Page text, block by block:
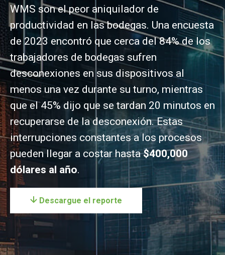
WMS son el peor aniquilador de
productividad en las bodegas. Una encuesta
de 2023 encontró que cerca del 84% de los
trabajadores de bodegas sufren
desconexiones en sus dispositivos al
menos una vez durante su turno, mientras
que el 45% dijo que se tardan 20 minutos en
recuperarse de la desconexión. Estas
interrupciones constantes a los procesos
pueden llegar a costar hasta$400,000
dólares al año.
Descargue el reporte